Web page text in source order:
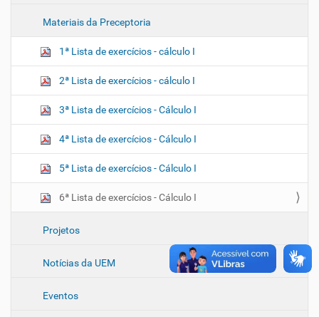
Materiais da Preceptoria
1ª Lista de exercícios - cálculo I
2ª Lista de exercícios - cálculo I
3ª Lista de exercícios - Cálculo I
4ª Lista de exercícios - Cálculo I
5ª Lista de exercícios - Cálculo I
6ª Lista de exercícios - Cálculo I
Projetos
Notícias da UEM
Eventos